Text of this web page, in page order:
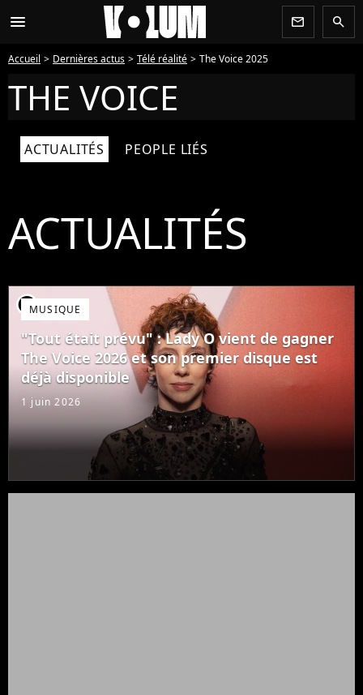
menu newsletter search
Accueil Dernières actus Télé réalité The Voice 2025
THE VOICE
ACTUALITÉS PEOPLE LIÉS
ACTUALITÉS
player2MUSIQUE
"Tout était prévu" : Lady O vient de gagner
The Voice 2026 et son premier disque est
déjà disponible
1 juin 2026